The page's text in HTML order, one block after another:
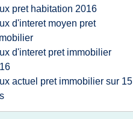
pret habitation 2016
d'interet moyen pret
d'interet pret immobilier
actuel pret immobilier sur 15